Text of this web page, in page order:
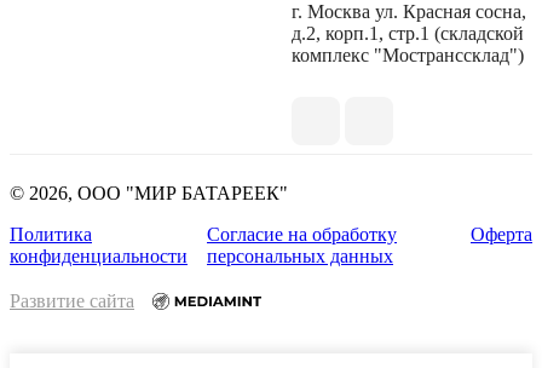
г. Москва ул. Красная сосна,
д.2, корп.1, стр.1 (складской
комплекс "Мостранссклад")
© 2026, ООО "МИР БАТАРЕЕК"
Политика
конфиденциальности
Согласие на обработку
персональных данных
Оферта
Развитие сайта